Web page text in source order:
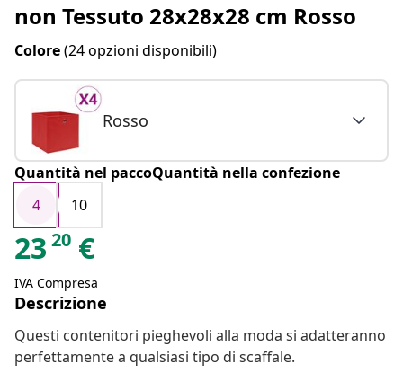
non Tessuto 28x28x28 cm Rosso
Colore(24 opzioni disponibili)
Rosso
Quantità nel paccoQuantità nella confezione
4
10
23 20 €
IVA Compresa
Descrizione
Questi contenitori pieghevoli alla moda si adatteranno
perfettamente a qualsiasi tipo di scaffale.